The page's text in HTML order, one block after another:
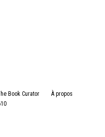
Book Curator
À propos